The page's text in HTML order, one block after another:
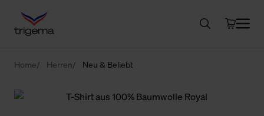
Home Herren Neu & Beliebt